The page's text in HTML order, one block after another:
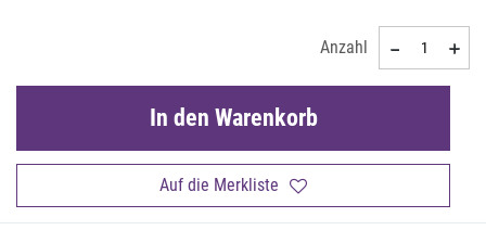
Anzahl
Auf die Merkliste
In den Warenkorb